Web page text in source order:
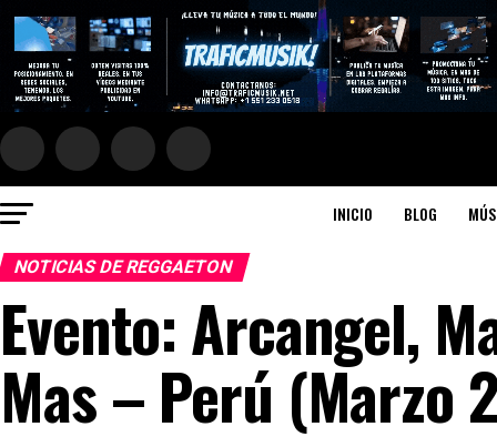
INICIO BLOG
NOTICIAS DE REGGAETON
Evento: Arcangel,
Mas – Perú (Marzo